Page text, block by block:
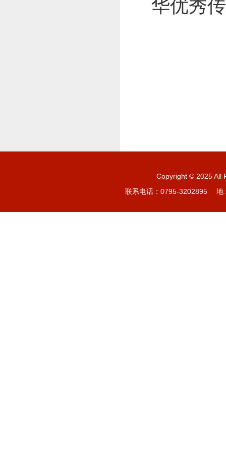
华优秀
Copyright © 2025 All
联系电话：0795-3202895 地